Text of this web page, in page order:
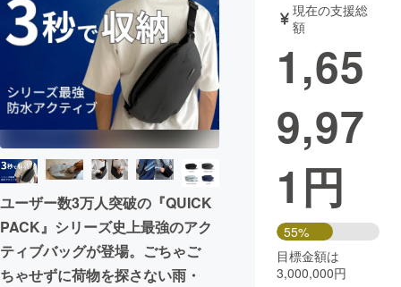
ユーザー数3万人突破の『QUICK
PACK』シリーズ史上最強のアク
ティブバッグが登場。ごちゃご
ちゃせずに荷物を探さない雨・
現在の支援総
額
1,65
9,97
1 円
55%
目標金額は
3,000,000円